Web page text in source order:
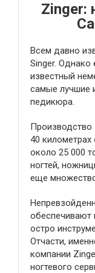
Zinger:
Всем давно
Singer. Однако
известный
самые лучшие
педикюра.
Производство
40 километрах
около 25 000
ногтей,
еще
обеспечивают
остро
Отчасти,
компании
ногтевого